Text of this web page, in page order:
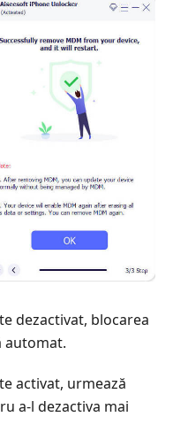
dezactivat, blocarea
automat.
activat, urmează
a-l dezactiva mai